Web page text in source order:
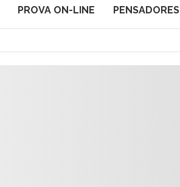
PROVA ON-LINE PENSADORES